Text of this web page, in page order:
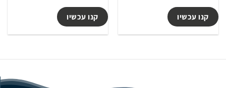
קנו עכשיו קנו עכשיו